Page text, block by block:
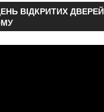
ВІДКРИТИХ ДВЕРЕЙ